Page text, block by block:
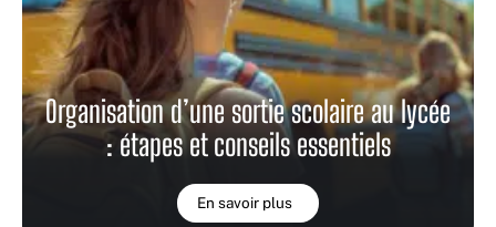
Organisation d’une sortie scolaire au lycée
: étapes et conseils essentiels
En savoir plus